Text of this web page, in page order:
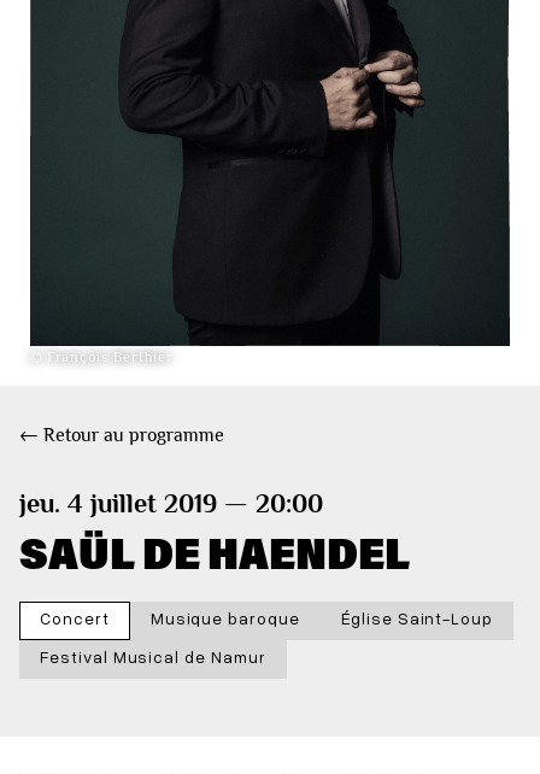
© François Berthier
← Retour au programme
jeu. 4 juillet 2019 — 20:00
SAÜL DE HAENDEL
Concert Musique baroque
Église Saint-Loup
Festival Musical de Namur